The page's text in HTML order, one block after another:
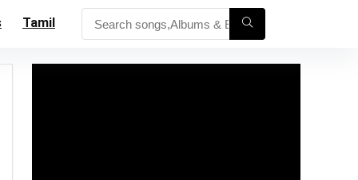
Tamil